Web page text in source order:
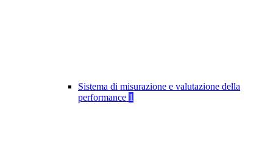
Sistema di misurazione e valutazione della
performance 1